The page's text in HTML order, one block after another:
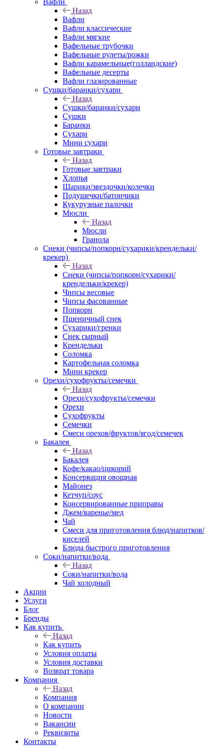
Вафли
Назад
Вафли
Вафли классические
Вафли мягкие
Вафельные трубочки
Вафельные рулеты/рожки
Вафли карамельные(голландские)
Вафельные десерты
Вафли глазированные
Сушки/баранки/сухари
Назад
Сушки/баранки/сухари
Сушки
Баранки
Сухари
Мини сухари
Готовые завтраки
Назад
Готовые завтраки
Хлопья
Шарики/звездочки/колечки
Подушечки/батончики
Кукурузные палочки
Мюсли
Назад
Мюсли
Гранола
Снеки (чипсы/попкорн/сухарики/крендельки/
крекер)
Назад
Снеки (чипсы/попкорн/сухарики/
крендельки/крекер)
Чипсы весовые
Чипсы фасованные
Попкорн
Пшеничный снек
Сухарики/гренки
Снек сырный
Крендельки
Соломка
Картофельная соломка
Мини крекер
Орехи/сухофрукты/семечки
Назад
Орехи/сухофрукты/семечки
Орехи
Сухофрукты
Семечки
Смеси орехов/фруктов/ягод/семечек
Бакалея
Назад
Бакалея
Кофе/какао/цикорий
Консервация овощная
Майонез
Кетчуп/соус
Консервированные приправы
Джем/варенье/мед
Чай
Смеси для приготовления блюд/напитков/
киселей
Блюда быстрого приготовления
Соки/напитки/вода
Назад
Соки/напитки/вода
Чай холодный
Акции
Услуги
Блог
Бренды
Как купить
Назад
Как купить
Условия оплаты
Условия доставки
Возврат товара
Компания
Назад
Компания
О компании
Новости
Вакансии
Реквизиты
Контакты